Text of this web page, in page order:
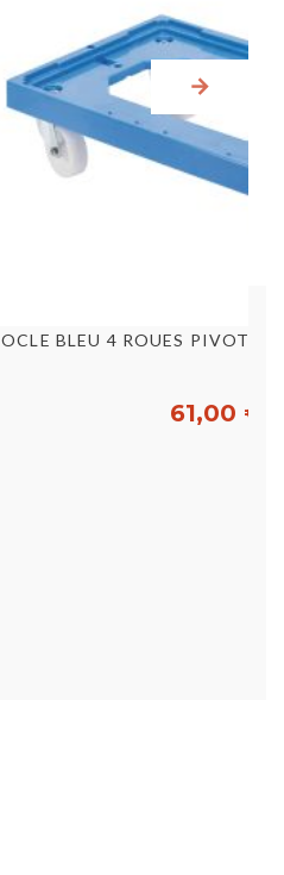
Aperçu rapide
61,00 €